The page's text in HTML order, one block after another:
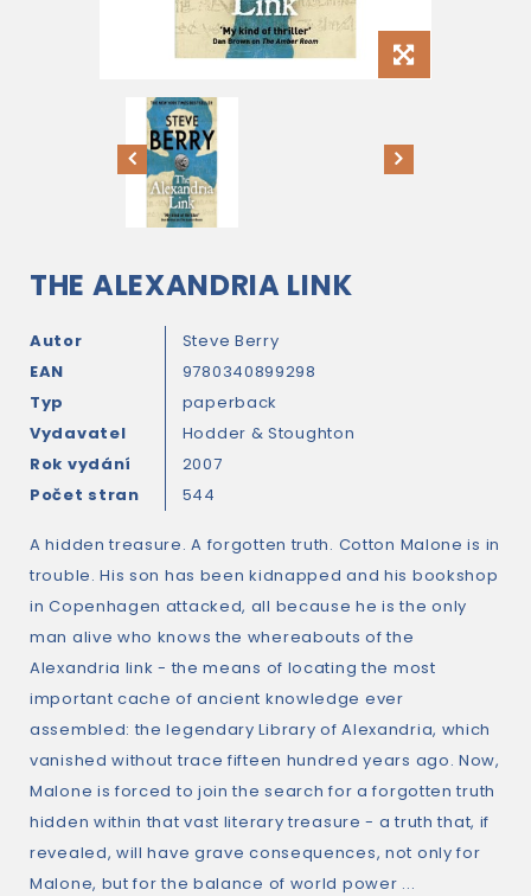
THE ALEXANDRIA LINK
Autor
Steve Berry
EAN
9780340899298
Typ
paperback
Vydavatel
Hodder & Stoughton
Rok vydání
2007
Počet stran
544
A hidden treasure. A forgotten truth. Cotton Malone is in
trouble. His son has been kidnapped and his bookshop
in Copenhagen attacked, all because he is the only
man alive who knows the whereabouts of the
Alexandria link - the means of locating the most
important cache of ancient knowledge ever
assembled: the legendary Library of Alexandria, which
vanished without trace fifteen hundred years ago. Now,
Malone is forced to join the search for a forgotten truth
hidden within that vast literary treasure - a truth that, if
revealed, will have grave consequences, not only for
Malone, but for the balance of world power ...